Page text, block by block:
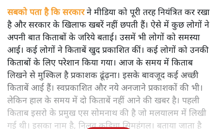
सबको पता है कि सरकारने मीडिया को पूरी तरह नियंत्रित कर रखा
है और सरकार के खिलाफ खबरें नहीं छपती हैं। ऐसे में कुछ लोगों ने
अपनी बात किताबों के जरिये बताई। उसमें भी लोगों को समस्या
आई। कई लोगों ने किताबें खुद प्रकाशित कीं। कई लोगों को उनकी
किताबों के लिए परेशान किया गया। आज के समय में किताब
लिखने से मुश्किल है प्रकाशक ढूंढ़ना। इसके बावजूद कई अच्छी
किताबें आई हैं। स्वप्रकाशित और नये अनजाने प्रकाशकों की भी।
लेकिन हाल के समय में दो किताबें नहीं आने की खबर है। पहली
किताब इसरो के प्रमुख एस सोमनाथ की है जो मलयालम में लिखी
गई थी। इसका नाम है, निलवु कुडिचा सिमहंगल। बताया जाता है